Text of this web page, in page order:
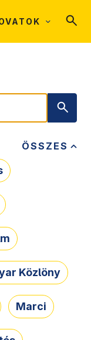
ÖSSZES
Közlöny
Marci